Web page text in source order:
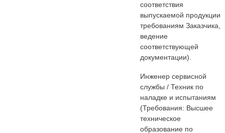
соответствия
выпускаемой продукции
требованиям Заказчика,
ведение
соответствующей
документации).
Инженер сервисной
службы / Техник по
наладке и испытаниям
(Требования: Высшее
техническое
образование по